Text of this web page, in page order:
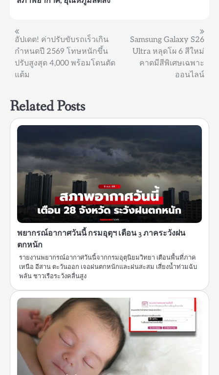
แนะแนว
เรื่อง
อัปเดต! ค่าปรับขับรถเร็วเกิน
กำหนดปี 2569 โทษหนักขึ้น
ปรับสูงสุด 4,000 พร้อมโดนตัด
แต้ม
Samsung Galaxy S26
Ultra หลุดโผ 6 สีใหม่
คาดมีสีพิเศษเฉพาะ
ออนไลน์
Related Posts
พยากรณ์อากาศวันนี้ กรมอุตุฯ เตือน 3 ภาคระวังฝน
ตกหนัก
รายงานพยากรณ์อากาศวันนี้จากกรมอุตุนิยมวิทยา เตือนพื้นที่ภาค
เหนือ อีสาน ตะวันออก เจอฝนตกหนักและฝนสะสม เสี่ยงน้ำท่วมฉับ
พลัน ชาวเรือระวังคลื่นสูง